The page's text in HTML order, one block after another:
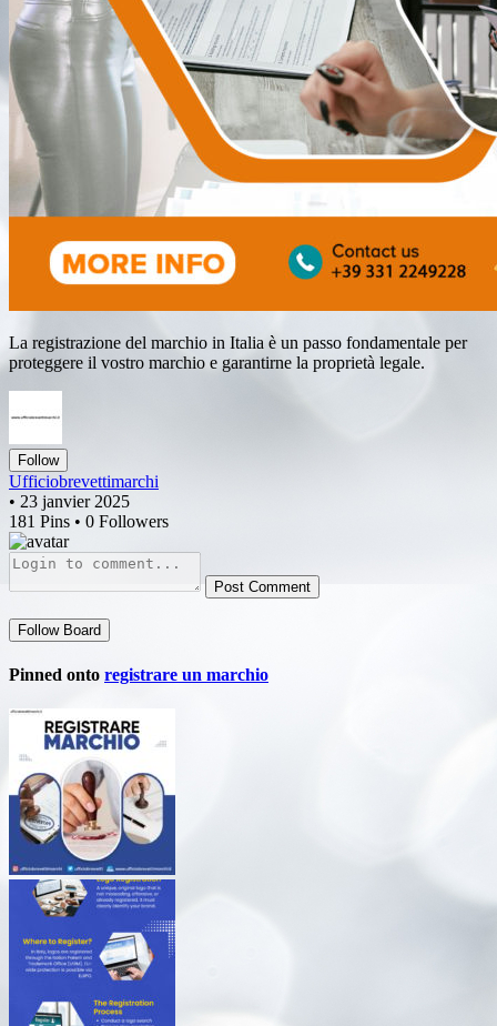
La registrazione del marchio in Italia è un passo fondamentale per
proteggere il vostro marchio e garantirne la proprietà legale.
Follow
Ufficiobrevettimarchi
• 23 janvier 2025
181 Pins • 0 Followers
Post Comment
Follow Board
Pinned onto registrare un marchio